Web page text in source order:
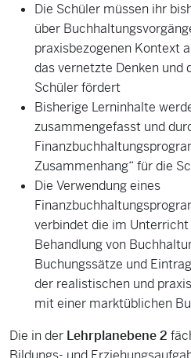
Die Schüler müssen ihr
über
praxisbezogenen Kontext
das vernetzte Denken und
Schüler fördert
Bisherige Lerninhalte
zusammengefasst und
Zusammenhang“ für die
Die Verwendung eines
verbindet die im
Behandlung von
Buchungssätze und
der realistischen und
mit einer marktüblichen
Die in der Lehrplanebene 2